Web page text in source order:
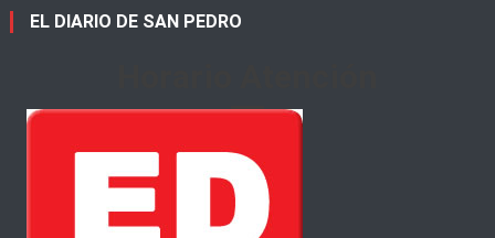
EL DIARIO DE SAN PEDRO